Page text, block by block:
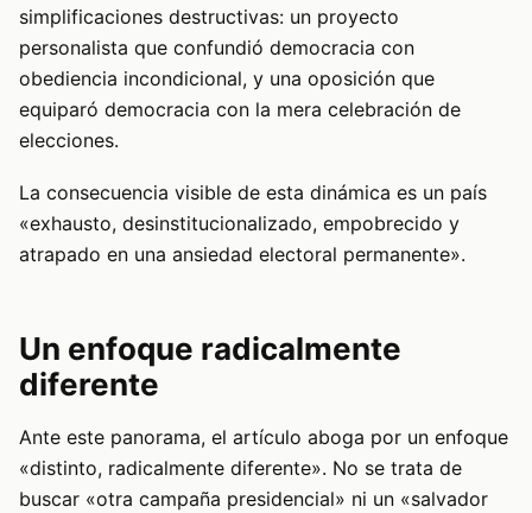
simplificaciones destructivas: un proyecto
personalista que confundió democracia con
obediencia incondicional, y una oposición que
equiparó democracia con la mera celebración de
elecciones.
La consecuencia visible de esta dinámica es un país
«exhausto, desinstitucionalizado, empobrecido y
atrapado en una ansiedad electoral permanente».
Un enfoque radicalmente
diferente
Ante este panorama, el artículo aboga por un enfoque
«distinto, radicalmente diferente». No se trata de
buscar «otra campaña presidencial» ni un «salvador